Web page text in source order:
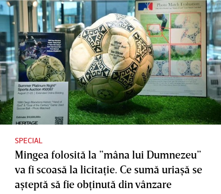
SPECIAL
Mingea folosită la ”mâna lui Dumnezeu”
va fi scoasă la licitaţie. Ce sumă uriaşă se
aşteptă să fie obţinută din vânzare